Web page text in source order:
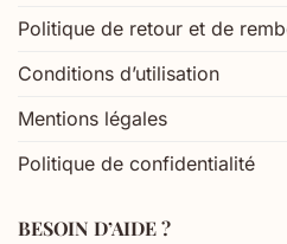
Politique de retour et de
Conditions d’utilisation
Mentions légales
Politique de confidentialité
BESOIN D’AIDE ?